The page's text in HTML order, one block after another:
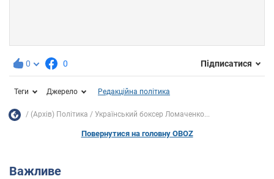
0 0 Підписатися
Теги Джерело Редакційна політика
(Архів) Політика Український боксер Ломаченко...
Повернутися на головну OBOZ
Важливе